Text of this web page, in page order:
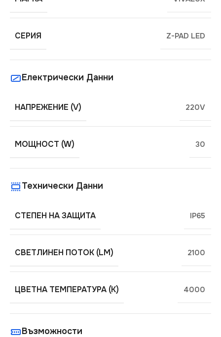
СЕРИЯ Z-PAD LED
Електрически Данни
НАПРЕЖЕНИЕ (V) 220V
МОЩНОСТ (W) 30
Технически Данни
СТЕПЕН НА ЗАЩИТА IP65
СВЕТЛИНЕН ПОТОК (LM) 2100
ЦВЕТНА ТЕМПЕРАТУРА (K) 4000
Възможности